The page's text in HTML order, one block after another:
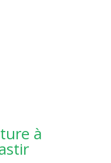
à